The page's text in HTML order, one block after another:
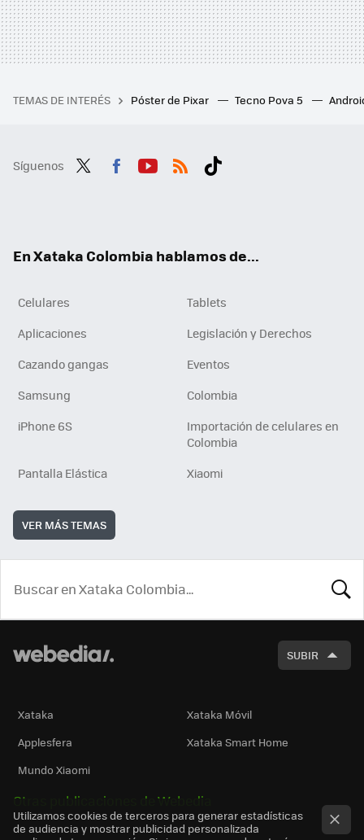
TEMAS DE INTERÉS Póster de Pixar Tecno Pova 5
Síguenos
En Xataka Colombia hablamos de...
Celulares
Tablets
Aplicaciones
Legislación y Derechos
Cazando gangas
Eventos
Samsung
Colombia
iPhone 6S
Importación de celulares en
Colombia
Pantalla Elástica
Xiaomi
VER MÁS TEMAS
SUBIR
Xataka
Xataka Móvil
Applesfera
Xataka Smart Home
Mundo Xiaomi
Otras publicaciones de Webedia
Utilizamos cookies de terceros para generar estadísticas
de audiencia y mostrar publicidad personalizada